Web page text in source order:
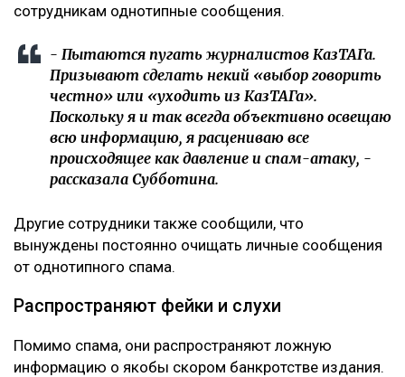
сотрудникам однотипные сообщения.
- Пытаются пугать журналистов КазТАГа.
Призывают сделать некий «выбор говорить
честно» или «уходить из КазТАГа».
Поскольку я и так всегда объективно освещаю
всю информацию, я расцениваю все
происходящее как давление и спам-атаку, -
рассказала Субботина.
Другие сотрудники также сообщили, что
вынуждены постоянно очищать личные сообщения
от однотипного спама.
Распространяют фейки и слухи
Помимо спама, они распространяют ложную
информацию о якобы скором банкротстве издания.